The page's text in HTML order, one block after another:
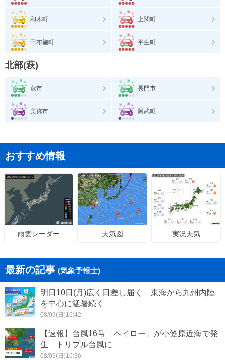
和木町 上関町
田布施町 平生町
北部(萩)
萩市 長門市
美祢市 阿武町
おすすめ情報
雨雲レーダー 天気図 実況天気
最新の記事 (気象予報士)
明日10日(月)広く日差し届く 東海から九州内陸
を中心に猛暑続く
08/09(日)16:42
【速報】台風16号「ペイロー」が小笠原近海で発
生 トリプル台風に
08/09(日)16:36